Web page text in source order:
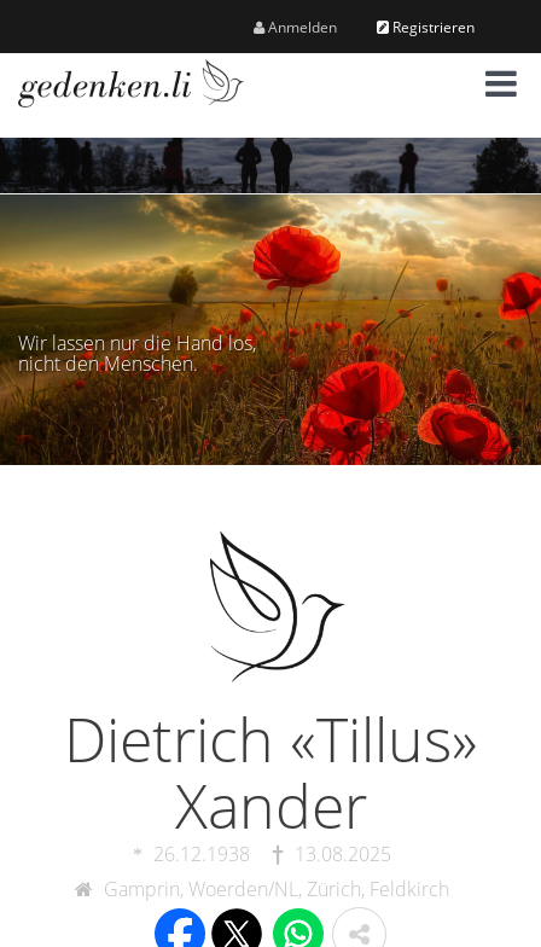
Anmelden Registrieren
M
e
n
ü
Wir lassen nur die Hand los,
nicht den Menschen.
Dietrich «Tillus»
Xander
26.12.1938
13.08.2025
Gamprin, Woerden/NL, Zürich, Feldkirch